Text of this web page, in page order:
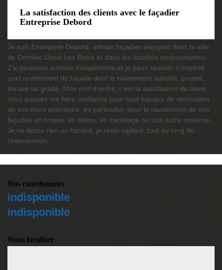
La satisfaction des clients avec le façadier
Entreprise Debord
Je suis Entreprise Debord, artisan façadier exerçant dans la ville
de Ornolac Ussat Les Bains et dans les localités environnantes.
J’ai plusieurs années d’expérience et je peux réaliser n’importe
quel revêtement de façade dont le ravalement taloché, projeté,
écrasé ou gratté. Mon mot d’ordre, c’est la satisfaction du client.
Vous pouvez me faire confiance pour tous travaux de rénovation
de vos murs extérieurs, en particulier, pour le ravalement de vos
façades en brique, en béton, en carrelage ou tout autre matériau.
Je ne laisse rien au hasard, je reste vigilant, tout au long de
l’intervention.
Nos coordonnées
indisponible
indisponible
Nous localiser